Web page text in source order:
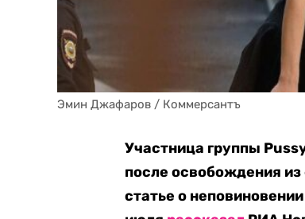
Эмин Джафаров / Коммерсантъ
Участница группы
после освобождения из
статье о